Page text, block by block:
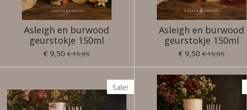
Asleigh en burwood
geurstokje 150ml
€ 9,50 € 15,95
Asleigh en burwood
geurstokje 150ml
€ 9,50 € 15,95
Sale!